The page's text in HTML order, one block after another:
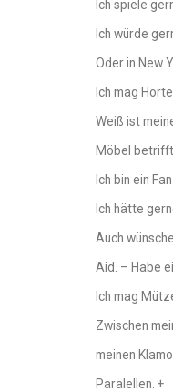
Ich spiele
Ich würde
Oder in New
Ich mag
Weiß ist
Möbel
Ich bin ein
Ich hätte
Auch
Aid. – Habe
Ich mag
Zwischen
meinen
Paralellen. +